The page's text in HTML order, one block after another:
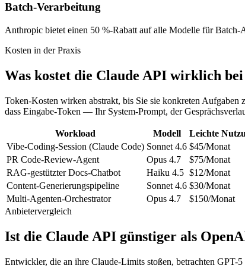
Batch-Verarbeitung
Anthropic bietet einen 50 %-Rabatt auf alle Modelle für
Kosten in der Praxis
Was kostet die Claude API wirklich
Token-Kosten wirken abstrakt, bis Sie sie konkreten
dass Eingabe-Token — Ihr System-Prompt, der
Workload Modell Leichte
Vibe-Coding-Session (Claude Code) Sonnet 4.6 $45/Monat
PR Code-Review-Agent
Opus 4.7 $75/Monat
RAG-gestützter Docs-Chatbot
Haiku 4.5 $12/Monat
Content-Generierungspipeline
Sonnet 4.6 $30/Monat
Multi-Agenten-Orchestrator
Opus 4.7 $150/Monat
Anbietervergleich
Ist die Claude API günstiger als
Entwickler, die an ihre Claude-Limits stoßen, betrachten